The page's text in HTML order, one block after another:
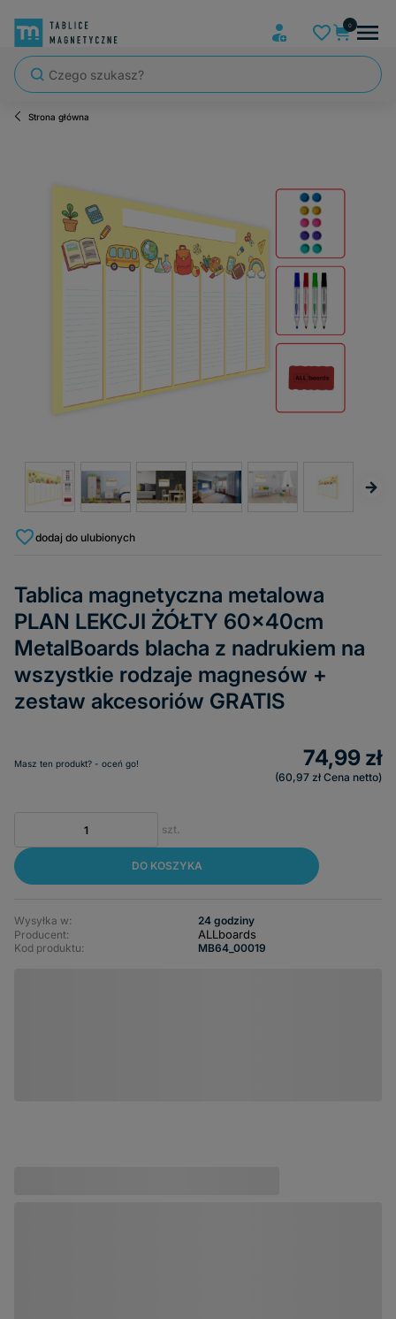
Strona główna
dodaj do ulubionych
Tablica magnetyczna metalowa
PLAN LEKCJI ŻÓŁTY 60x40cm
MetalBoards blacha z nadrukiem na
wszystkie rodzaje magnesów +
zestaw akcesoriów GRATIS
Masz ten produkt? - oceń go! 74,99 zł
60,97 zł Cena netto
szt.
DO KOSZYKA
Wysyłka w:
24 godziny
Producent:
ALLboards
Kod produktu: MB64_00019